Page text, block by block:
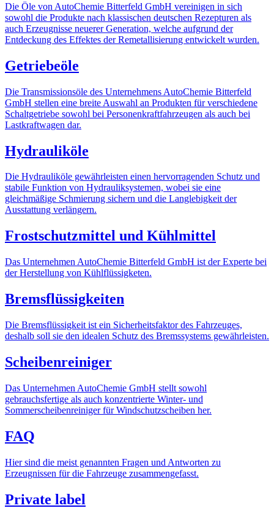
Die Öle von AutoChemie Bitterfeld GmbH vereinigen in sich
sowohl die Produkte nach klassischen deutschen Rezepturen als
auch Erzeugnisse neuerer Generation, welche aufgrund der
Entdeckung des Effektes der Remetallisierung entwickelt wurden.
Getriebeöle
Die Transmissionsöle des Unternehmens AutoChemie Bitterfeld
GmbH stellen eine breite Auswahl an Produkten für verschiedene
Schaltgetriebe sowohl bei Personenkraftfahrzeugen als auch bei
Lastkraftwagen dar.
Hydrauliköle
Die Hydrauliköle gewährleisten einen hervorragenden Schutz und
stabile Funktion von Hydrauliksystemen, wobei sie eine
gleichmäßige Schmierung sichern und die Langlebigkeit der
Ausstattung verlängern.
Frostschutzmittel und Kühlmittel
Das Unternehmen AutoChemie Bitterfeld GmbH ist der Experte bei
der Herstellung von Kühlflüssigketen.
Bremsflüssigkeiten
Die Bremsflüssigkeit ist ein Sicherheitsfaktor des Fahrzeuges,
deshalb soll sie den idealen Schutz des Bremssystems gewährleisten.
Scheibenreiniger
Das Unternehmen AutoСhemie GmbH stellt sowohl
gebrauchsfertige als auch konzentrierte Winter- und
Sommerscheibenreiniger für Windschutzscheiben her.
FAQ
Hier sind die meist genannten Fragen und Antworten zu
Erzeugnissen für die Fahrzeuge zusammengefasst.
Private label